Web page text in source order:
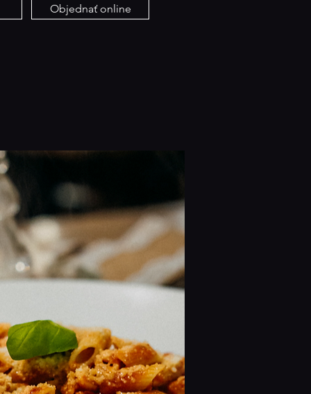
Objednať online